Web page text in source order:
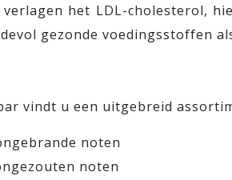
het LDL-cholesterol,
gezonde voedingsstoffen
vindt u een uitgebreid
noten
noten